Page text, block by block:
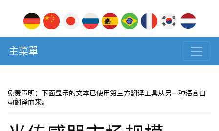
主菜單
免责声明：下面显示的文本已使用第三方翻译工具从另一种语言自
动翻译而来。